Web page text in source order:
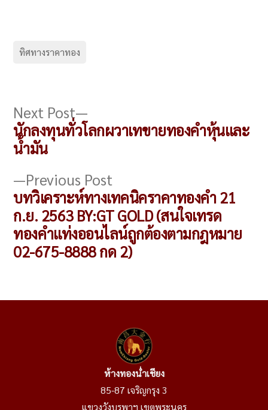
ทิศทางราคาทอง
แนะแนว
เรื่อง
Previous Post
post:
บทวิเคราะห์ทางเทคนิคราคาทองคำ 21
ก.ย. 2563 BY:GT GOLD (สนใจเทรด
ทองคำแท่งออนไลน์ถูกต้องตามกฎหมาย
02-675-8888 กด 2)
Next Post
post:
นักลงทุนทั่วโลกผวาเทขายทองคำหุ้นและ
น้ำมัน
ห้างทองน่ำเชียง
85-87 เจริญกรุง 3
แขวงวังบูรพาฯ เขตพระนคร